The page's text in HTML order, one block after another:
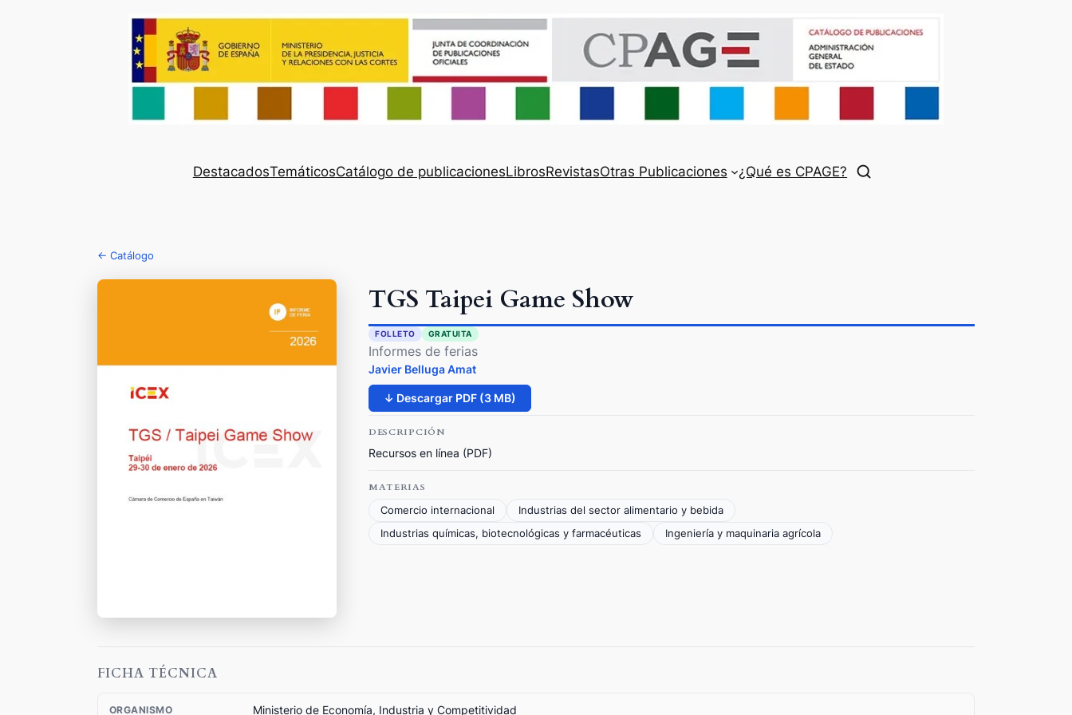
DestacadosTemáticosCatálogo de publicacionesLibrosRevistasOtras Publicaciones ¿Qué es CPAGE?
← Catálogo
TGS Taipei Game Show
FOLLETO GRATUITA
Informes de ferias
Javier Belluga Amat
↓ Descargar PDF (3 MB)
DESCRIPCIÓN
Recursos en línea (PDF)
MATERIAS
Comercio internacional
Industrias del sector alimentario y bebida
Industrias químicas, biotecnológicas y farmacéuticas
Ingeniería y maquinaria agrícola
FICHA TÉCNICA
ORGANISMO Ministerio de Economía, Industria y Competitividad